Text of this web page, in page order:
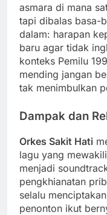
asmara di mana
tapi dibalas basa-
dalam: harapan
baru agar tidak
konteks Pemilu
mending jangan
tak menimbulkan
Dampak dan
Orkes Sakit Hati
lagu yang
menjadi
pengkhianatan
selalu
penonton ikut